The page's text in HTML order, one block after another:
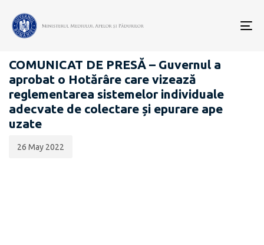
COMUNICATE DE PRESĂ
COMUNICAT DE PRESĂ – Guvernul a
aprobat o Hotărâre care vizează
reglementarea sistemelor individuale
adecvate de colectare și epurare ape
uzate
publicării:
26 May 2022